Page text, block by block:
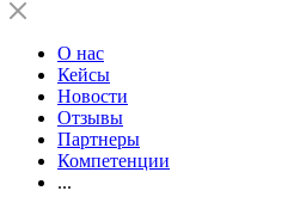
О нас
Кейсы
Новости
Отзывы
Партнеры
Компетенции
...